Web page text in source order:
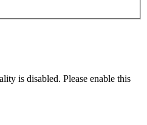
is disabled. Please enable this